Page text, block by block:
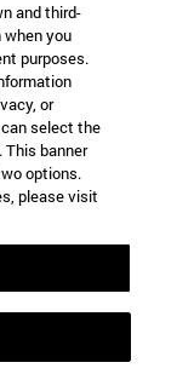
and third-
you
purposes.
or
select the
This banner
options.
please visit